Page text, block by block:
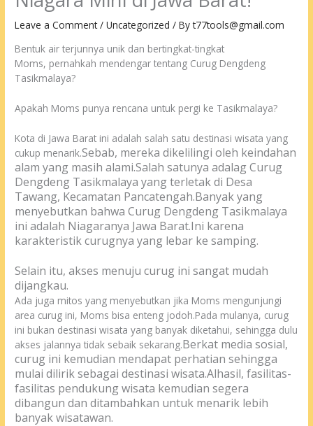
Leave a Comment /Uncategorized / Byt77tools@gmail.com
Bentuk air terjunnya unik dan bertingkat-tingkat
Moms, pernahkah mendengar tentang Curug Dengdeng
Tasikmalaya?
Apakah Moms punya rencana untuk pergi ke Tasikmalaya?
Kota di Jawa Barat ini adalah salah satu destinasi wisata yang
cukup menarik.Sebab, mereka dikelilingi oleh keindahan
alam yang masih alami.Salah satunya adalag Curug
Dengdeng Tasikmalaya yang terletak di Desa
Tawang, Kecamatan Pancatengah.Banyak yang
menyebutkan bahwa Curug Dengdeng Tasikmalaya
ini adalah Niagaranya Jawa Barat.Ini karena
karakteristik curugnya yang lebar ke samping.
Selain itu, akses menuju curug ini sangat mudah
dijangkau.
Ada juga mitos yang menyebutkan jika Moms mengunjungi
area curug ini, Moms bisa enteng jodoh.Pada mulanya, curug
ini bukan destinasi wisata yang banyak diketahui, sehingga dulu
akses jalannya tidak sebaik sekarang.Berkat media sosial,
curug ini kemudian mendapat perhatian sehingga
mulai dilirik sebagai destinasi wisata.Alhasil, fasilitas-
fasilitas pendukung wisata kemudian segera
dibangun dan ditambahkan untuk menarik lebih
banyak wisatawan.